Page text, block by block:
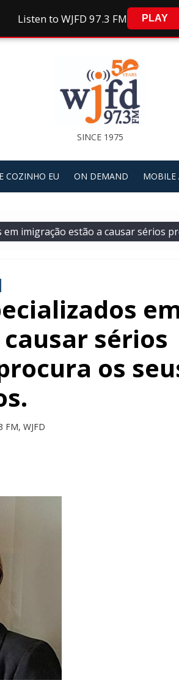
Listen to WJFD 97.3 FM PLAY
SINCE 1975
COZINHO EU ON DEMAND MOBILE
imigração estão a causar sérios
sérios
os
FM, WJFD